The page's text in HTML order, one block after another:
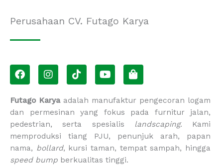
Perusahaan CV. Futago Karya
F
a
e
b
o
o
k
I
n
t
a
g
r
a
m
T
i
t
o
k
Y
o
t
u
b
e
S
h
p
p
i
n
g
-
Futago Karyaadalah manufaktur pengecoran logam
dan permesinan yang fokus pada furnitur jalan,
pedestrian, serta spesialis landscaping. Kami
memproduksi tiang PJU, penunjuk arah, papan
nama, bollard, kursi taman, tempat sampah, hingga
speed bump berkualitas tinggi.